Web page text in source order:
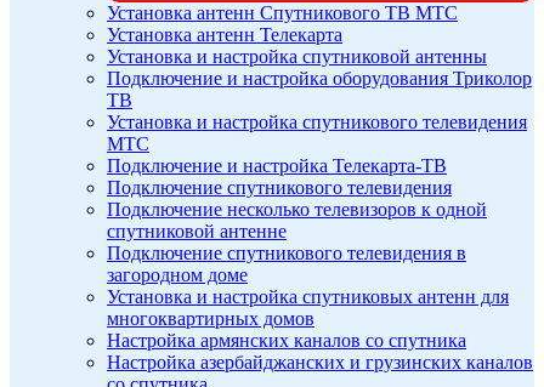
Установка антенн Спутникового ТВ МТС
Установка антенн Телекарта
Установка и настройка спутниковой антенны
Подключение и настройка оборудования Триколор
ТВ
Установка и настройка спутникового телевидения
МТС
Подключение и настройка Телекарта-ТВ
Подключение спутникового телевидения
Подключение несколько телевизоров к одной
спутниковой антенне
Подключение спутникового телевидения в
загородном доме
Установка и настройка спутниковых антенн для
многоквартирных домов
Настройка армянских каналов со спутника
Настройка азербайджанских и грузинских каналов